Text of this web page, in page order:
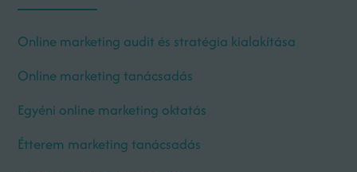
Online marketing audit és stratégia kialakítása
Online marketing tanácsadás
Egyéni online marketing oktatás
Étterem marketing tanácsadás